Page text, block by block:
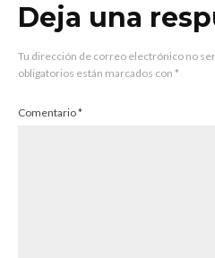
Deja una
Tu dirección de correo electrónico no
obligatorios están marcados con *
Comentario*